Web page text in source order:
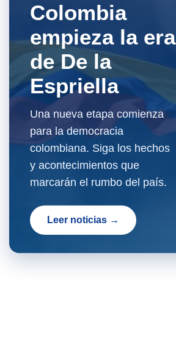
Colombia
empieza la era
de De la
Espriella
Una nueva etapa comienza
para la democracia
colombiana. Siga los hechos
y acontecimientos que
marcarán el rumbo del país.
Leer noticias →